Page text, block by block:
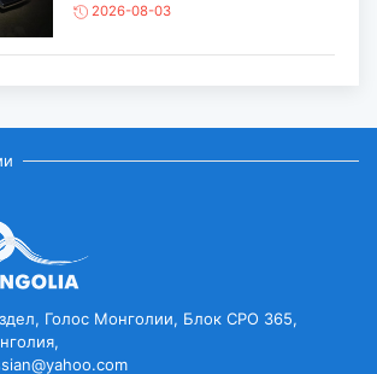
2026-08-03
ВСЕМИРНОГО НАСЛЕД...
2026-07-27
Голос Монголии, Блок CPO 365,